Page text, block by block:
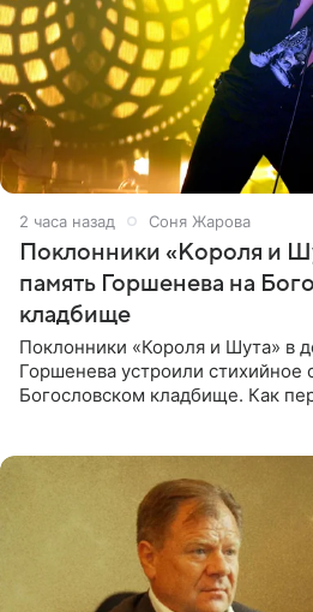
2 часа назад Соня Жарова
Поклонники «Короля и
память Горшенева на
кладбище
Поклонники «Короля и Шута» в
Горшенева устроили стихийное
Богословском кладбище. Как